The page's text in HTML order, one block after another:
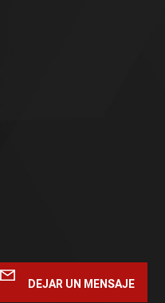
DEJAR UN MENSAJE